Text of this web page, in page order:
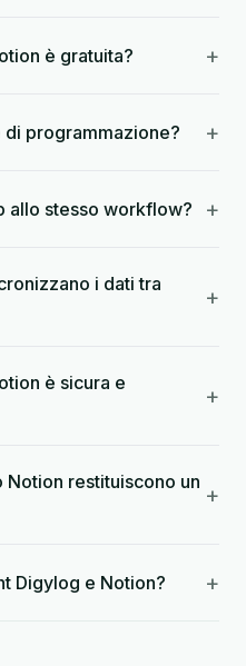
è gratuita? +
programmazione? +
allo stesso workflow? +
i dati tra
+
è sicura e
+
restituiscono un +
Digylog e Notion? +